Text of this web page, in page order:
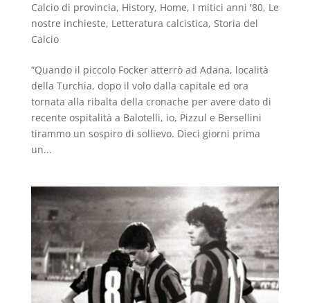
Calcio di provincia, History, Home, I mitici anni '80, Le
nostre inchieste, Letteratura calcistica, Storia del
Calcio
“Quando il piccolo Focker atterrò ad Adana, località
della Turchia, dopo il volo dalla capitale ed ora
tornata alla ribalta della cronache per avere dato di
recente ospitalità a Balotelli, io, Pizzul e Bersellini
tirammo un sospiro di sollievo. Dieci giorni prima
un...